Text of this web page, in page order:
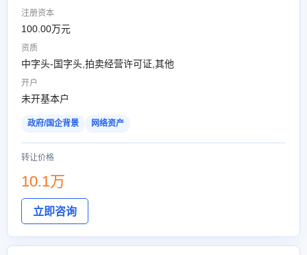
注册资本
100.00万元
资质
中字头-国字头,拍卖经营许可证,其他
开户
未开基本户
政府/国企背景 网络资产
转让价格
10.1万
立即咨询